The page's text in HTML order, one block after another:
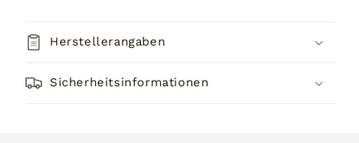
Herstellerangaben
Sicherheitsinformationen